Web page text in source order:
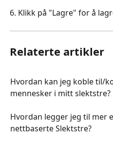
6. Klikk på "Lagre" for å
Relaterte artikler
Hvordan kan jeg koble til/
mennesker i mitt slektstre?
Hvordan legger jeg til mer
nettbaserte Slektstre?